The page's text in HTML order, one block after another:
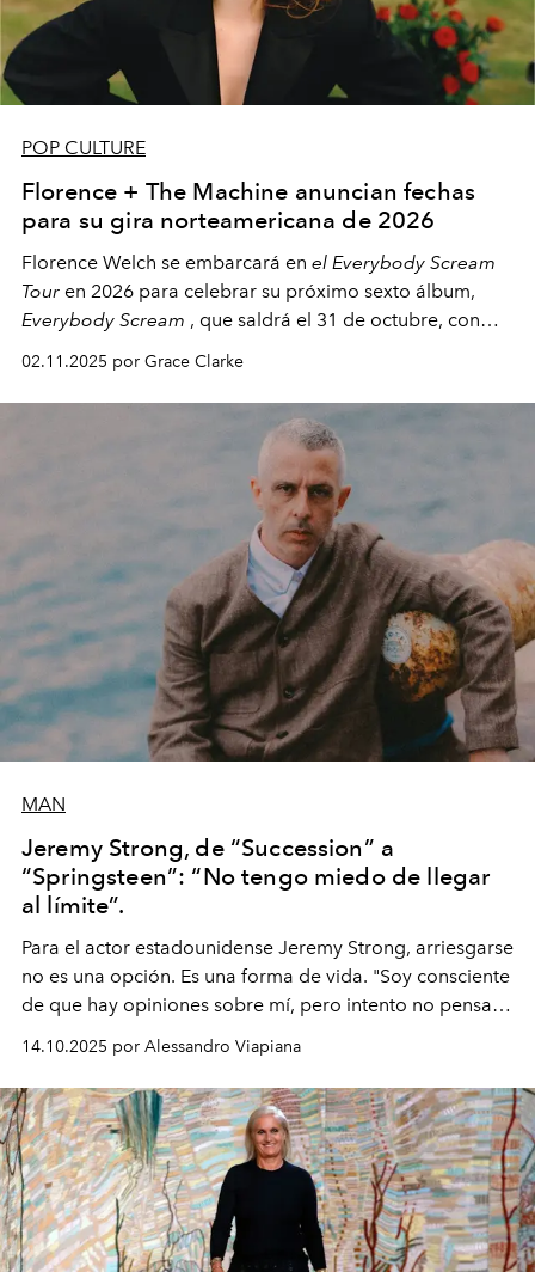
POP CULTURE
Florence + The Machine anuncian fechas
para su gira norteamericana de 2026
Florence Welch se embarcará en el Everybody Scream
Tour en 2026 para celebrar su próximo sexto álbum,
Everybody Scream , que saldrá el 31 de octubre, con
fechas en Norteamérica a partir de abril del próximo
02.11.2025 por Grace Clarke
MAN
Jeremy Strong, de “Succession” a
“Springsteen”: “No tengo miedo de llegar
al límite”.
Para el actor estadounidense Jeremy Strong, arriesgarse
no es una opción. Es una forma de vida. "Soy consciente
de que hay opiniones sobre mí, pero intento no pensar
demasiado en cómo me perciben. Creo que es una
pérdida de tiempo", afirma.
14.10.2025 por Alessandro Viapiana